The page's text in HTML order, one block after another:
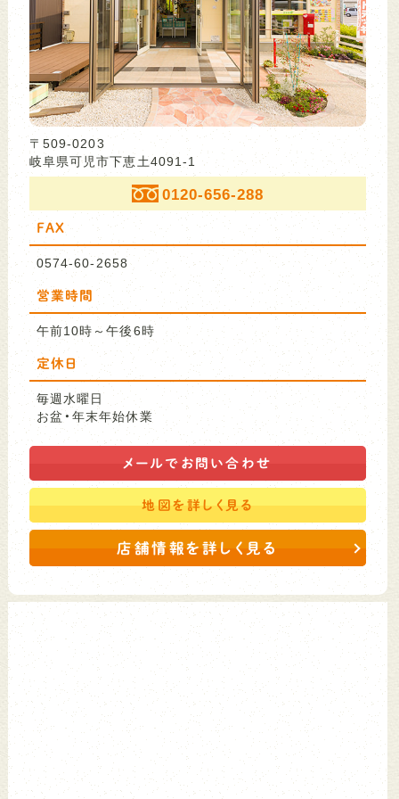
〒509-0203
岐阜県可児市下恵土4091-1
0120-656-288
FAX
0574-60-2658
営業時間
午前10時～午後6時
定休日
毎週水曜日
お盆・年末年始休業
メールで お問い合わせ
地図を詳しく見る
店舗情報を詳しく見る